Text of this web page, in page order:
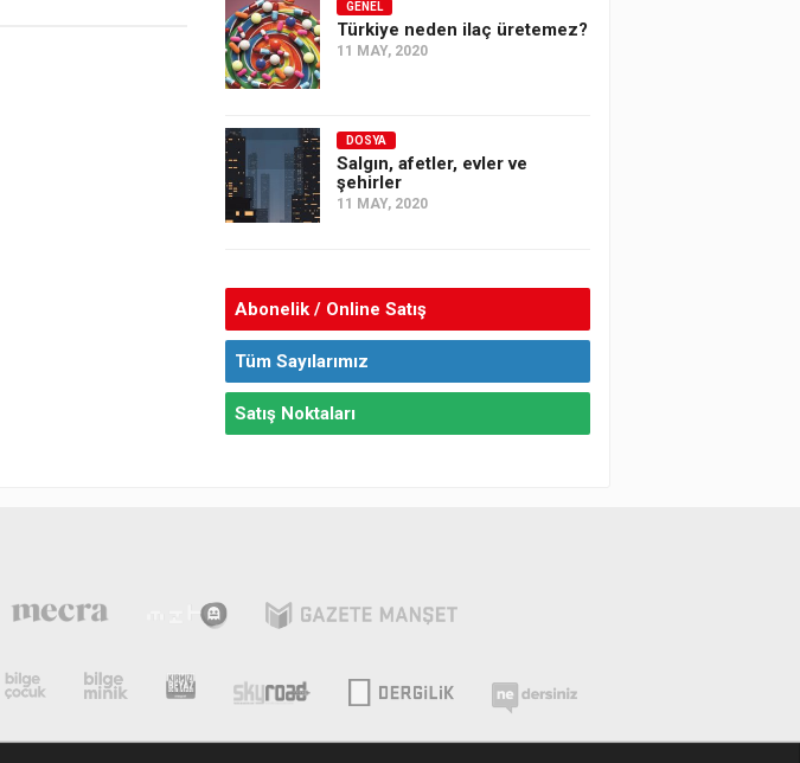
GENEL
Türkiye neden ilaç üretemez?
11 MAY, 2020
DOSYA
Salgın, afetler, evler ve
şehirler
11 MAY, 2020
Abonelik / Online Satış
Tüm Sayılarımız
Satış Noktaları